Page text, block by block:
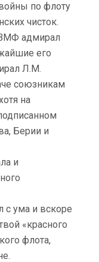
по флоту
чисток.
адмирал
его
Л.М.
союзникам
на
Берии и
и
ума и вскоре
«красного
флота,